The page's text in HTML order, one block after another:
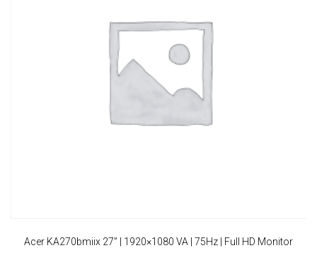
Acer KA270bmiix 27” | 1920×1080 VA | 75Hz | Full HD Monitor